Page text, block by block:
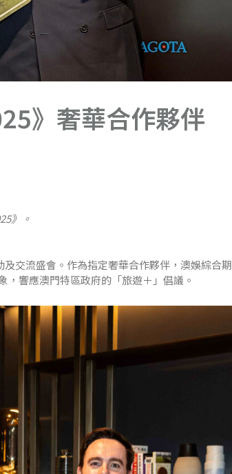
》奢華合作夥伴
》。
交流盛會。作為指定奢華合作夥伴，澳娛綜合期
響應澳門特區政府的「旅遊＋」倡議。